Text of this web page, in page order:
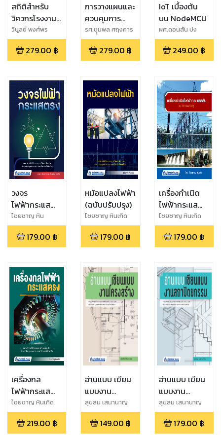
สถิติสำหรับ
วิศวกรโรงงาน
(ภาคปฏิบัติ)
วิบูลย์ พงศ์พร
ทรัพย์
279.00 ฿
การวางแผนและ
ควบคุมการ
ผลิต
รศ.ชุุมพล ศฤงคาร
ศิริ
279.00 ฿
IoT เบื้องต้น
บน NodeMCU
ผศ.ดอนสัน ปง
ผาบ,ผศ.อภิศักดิ์
พรหมฝาย,ผศ.
ดร.พีรพล จันทร์
249.00 ฿
วงจร
ไฟฟ้ากระแส
ตรง
ไชยชาญ หิน
เกิด,บรรจง จัน
ทมาศ 179.00 ฿
หม้อแปลงไฟฟ้า
(ฉบับปรับปรุง)
ไชยชาญ หินเกิด
179.00 ฿
เครื่องกำเนิด
ไฟฟ้ากระแส
สลับ
ไชยชาญ หินเกิด
179.00 ฿
เครื่องกล
ไฟฟ้ากระแส
ตรง
ไชยชาญ หินเกิด
219.00 ฿
อ่านแบบ เขียน
แบบงาน
โครงสร้าง
สุขสม เสนานาญ
149.00 ฿
อ่านแบบ เขียน
แบบงาน
สถาปัตยกรรม
สุขสม เสนานาญ
179.00 ฿